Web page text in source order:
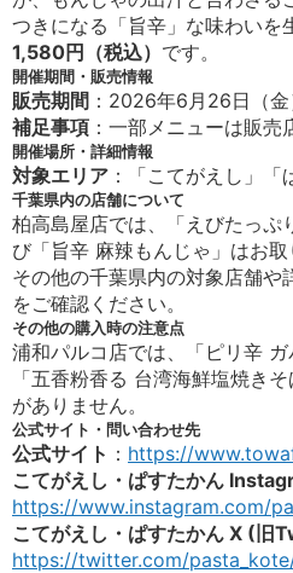
つきになる「旨辛」な味わいを
1,580円（税込） です。
開催期間・販売情報
販売期間 ：2026年6月26日（金
補足事項 ：一部メニューは販売
開催場所・詳細情報
対象エリア ：「こてがえし」
千葉県内の店舗について
柏高島屋店では、「えびたっぷ
び「旨辛 麻辣もんじゃ」はお取
その他の千葉県内の対象店舗や
をご確認ください。
その他の購入時の注意点
浦和パルコ店では、「ピリ辛
「五香粉香る 台湾海鮮塩焼き
がありません。
公式サイト・問い合わせ先
公式サイト ： https://
こてがえし・ぱすたかん
https://www.instagram.com/
こてがえし・ぱすたかん X (旧
https://twitter.com/